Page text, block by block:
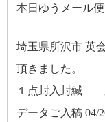
本日ゆうメール
埼玉県所沢市 英
頂きました。
１点封入封緘
データご入稿